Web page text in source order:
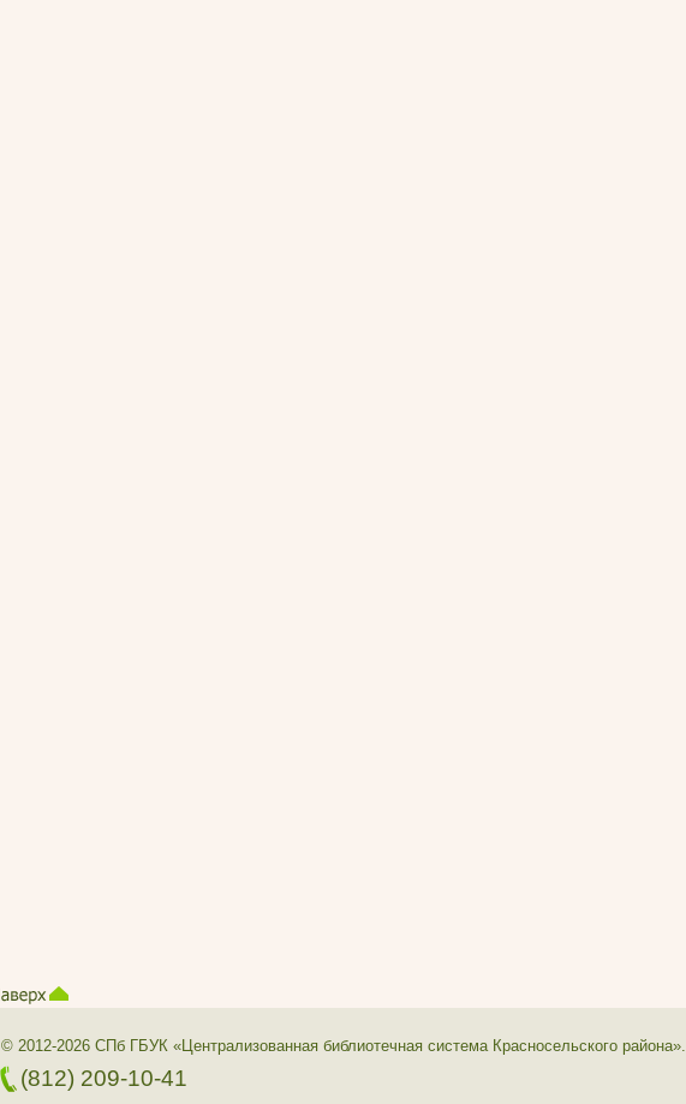
© 2012-2026 СПб ГБУК «Централизованная библиотечная система Красносельского района».
(812) 209-10-41